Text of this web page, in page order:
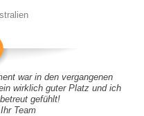
war in den vergangenen
wirklich guter Platz und ich
gefühlt!
Team